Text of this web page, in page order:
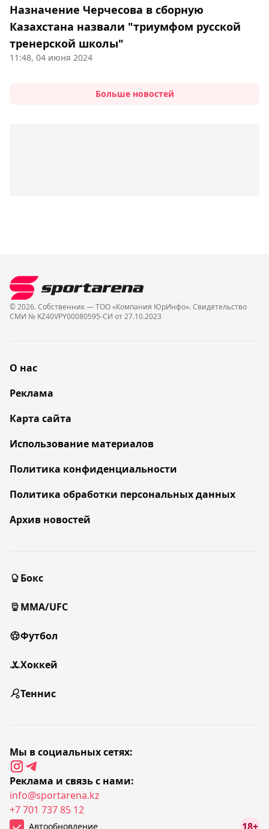
Назначение Черчесова в сборную
Казахстана назвали "триумфом русской
тренерской школы"
11:48, 04 июня 2024
Больше новостей
© 2026. Собственник — ТОО «Компания ЮрИнфо». Cвидетельство
СМИ № KZ40VPY00080595-СИ от 27.10.2023
О нас
Реклама
Карта сайта
Использование материалов
Политика конфиденциальности
Политика обработки персональных данных
Архив новостей
Бокс
MMA/UFC
Футбол
Хоккей
Теннис
Мы в социальных сетях:
Реклама и связь с нами:
info@sportarena.kz
+7 701 737 85 12
Автообновление